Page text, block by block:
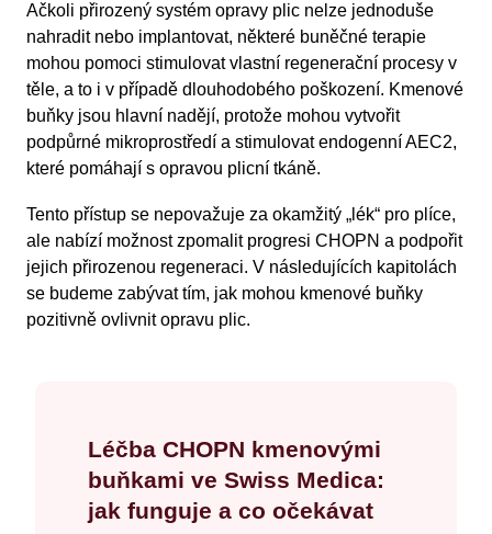
Ačkoli přirozený systém opravy plic nelze jednoduše
nahradit nebo implantovat, některé buněčné terapie
mohou pomoci stimulovat vlastní regenerační procesy v
těle, a to i v případě dlouhodobého poškození. Kmenové
buňky jsou hlavní nadějí, protože mohou vytvořit
podpůrné mikroprostředí a stimulovat endogenní AEC2,
které pomáhají s opravou plicní tkáně.
Tento přístup se nepovažuje za okamžitý „lék“ pro plíce,
ale nabízí možnost zpomalit progresi CHOPN a podpořit
jejich přirozenou regeneraci. V následujících kapitolách
se budeme zabývat tím, jak mohou kmenové buňky
pozitivně ovlivnit opravu plic.
Léčba CHOPN kmenovými
buňkami ve Swiss Medica:
jak funguje a co očekávat